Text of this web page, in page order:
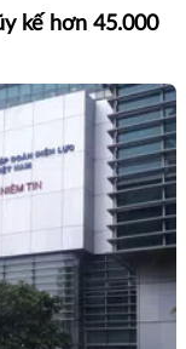
kế hơn 45.000